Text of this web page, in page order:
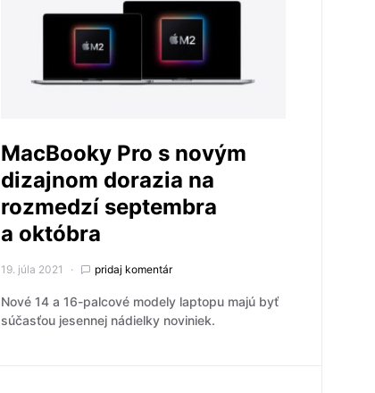
MacBooky Pro s novým
dizajnom dorazia na
rozmedzí septembra
a októbra
19. júla 2021 pridaj komentár
Nové 14 a 16-palcové modely laptopu majú byť
súčasťou jesennej nádielky noviniek.